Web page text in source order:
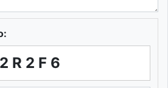
2R2F6